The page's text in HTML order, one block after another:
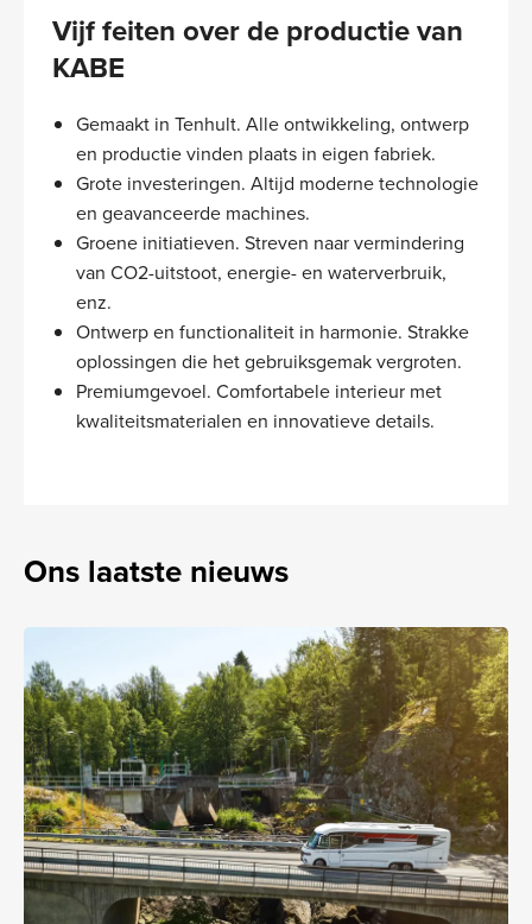
Vijf feiten over de productie van
KABE
Gemaakt in Tenhult. Alle ontwikkeling, ontwerp
en productie vinden plaats in eigen fabriek.
Grote investeringen. Altijd moderne technologie
en geavanceerde machines.
Groene initiatieven. Streven naar vermindering
van CO2-uitstoot, energie- en waterverbruik,
enz.
Ontwerp en functionaliteit in harmonie. Strakke
oplossingen die het gebruiksgemak vergroten.
Premiumgevoel. Comfortabele interieur met
kwaliteitsmaterialen en innovatieve details.
Ons laatste nieuws